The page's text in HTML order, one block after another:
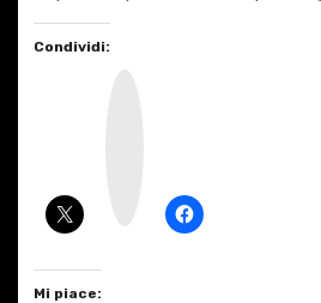
Condividi:
Mi piace: